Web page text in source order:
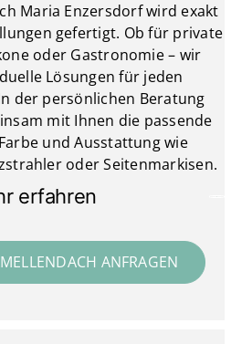
Maria Enzersdorf wird exakt
gefertigt. Ob für private
oder Gastronomie – wir
Lösungen für jeden
der persönlichen Beratung
mit Ihnen die passende
und Ausstattung wie
oder Seitenmarkisen.
erfahren
ANFRAGEN